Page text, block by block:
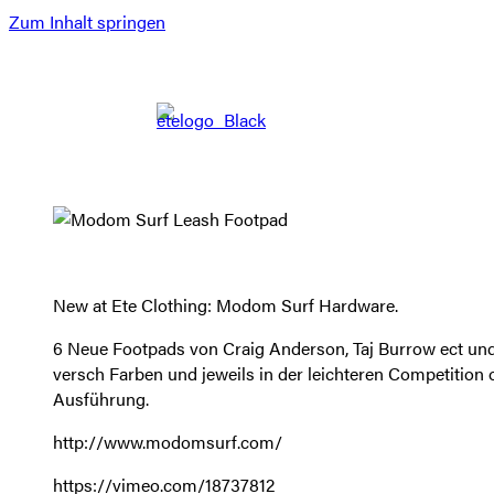
Zum Inhalt springen
New at Ete Clothing: Modom Surf Hardware.
6 Neue Footpads von Craig Anderson, Taj Burrow ect
versch Farben und jeweils in der leichteren Competition
Ausführung.
http://www.modomsurf.com/
https://vimeo.com/18737812